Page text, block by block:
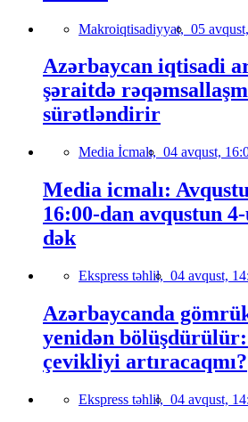
Makroiqtisadiyyat, 05
Azərbaycan iqtisadi
şəraitdə
sürətləndirir
Media İcmalı, 04 avqust,
Media icmalı:
16:00-dan avqustun
dək
Ekspress təhlil, 04 avqust,
Azərbaycanda
yenidən
çevikliyi artıracaqmı?
Ekspress təhlil, 04 avqust,